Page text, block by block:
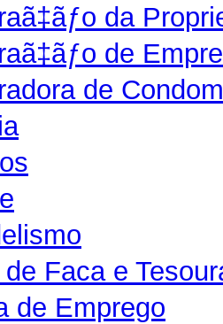
da
de
de
Faca e
de Emprego